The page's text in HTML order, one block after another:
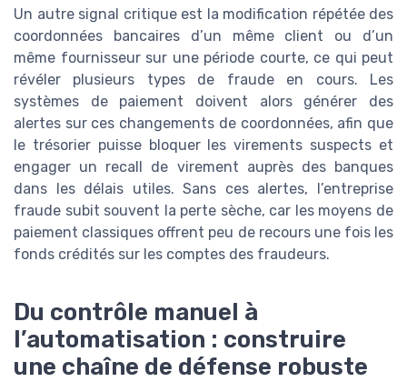
Un autre signal critique est la modification répétée des
coordonnées bancaires d’un même client ou d’un
même fournisseur sur une période courte, ce qui peut
révéler plusieurs types de fraude en cours. Les
systèmes de paiement doivent alors générer des
alertes sur ces changements de coordonnées, afin que
le trésorier puisse bloquer les virements suspects et
engager un recall de virement auprès des banques
dans les délais utiles. Sans ces alertes, l’entreprise
fraude subit souvent la perte sèche, car les moyens de
paiement classiques offrent peu de recours une fois les
fonds crédités sur les comptes des fraudeurs.
Du contrôle manuel à
l’automatisation : construire
une chaîne de défense robuste